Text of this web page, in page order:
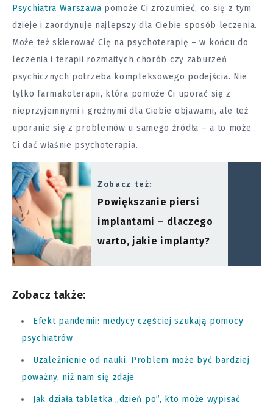
Psychiatra Warszawa pomoże Ci zrozumieć, co się z tym
dzieje i zaordynuje najlepszy dla Ciebie sposób leczenia.
Może też skierować Cię na psychoterapię – w końcu do
leczenia i terapii rozmaitych chorób czy zaburzeń
psychicznych potrzeba kompleksowego podejścia. Nie
tylko farmakoterapii, która pomoże Ci uporać się z
nieprzyjemnymi i groźnymi dla Ciebie objawami, ale też
uporanie się z problemów u samego źródła – a to może
Ci dać właśnie psychoterapia.
Zobacz też:
Powiększanie piersi
implantami – dlaczego
warto, jakie implanty?
Zobacz także:
Efekt pandemii: medycy częściej szukają pomocy
psychiatrów
Uzależnienie od nauki. Problem może być bardziej
poważny, niż nam się zdaje
Jak działa tabletka „dzień po”, kto może wypisać